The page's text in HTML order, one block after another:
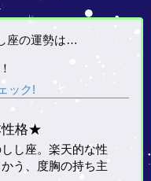
座の運勢は…
ック!
性格★
し座。楽天的な性
う、度胸の持ち主